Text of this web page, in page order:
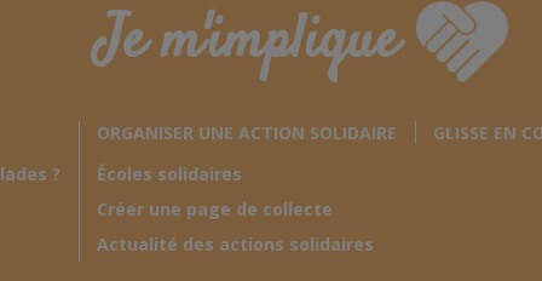
Je m'implique
?
ORGANISER UNE ACTION SOLIDAIRE
Écoles solidaires
Créer une page de collecte
Actualité des actions solidaires
GLISSE EN